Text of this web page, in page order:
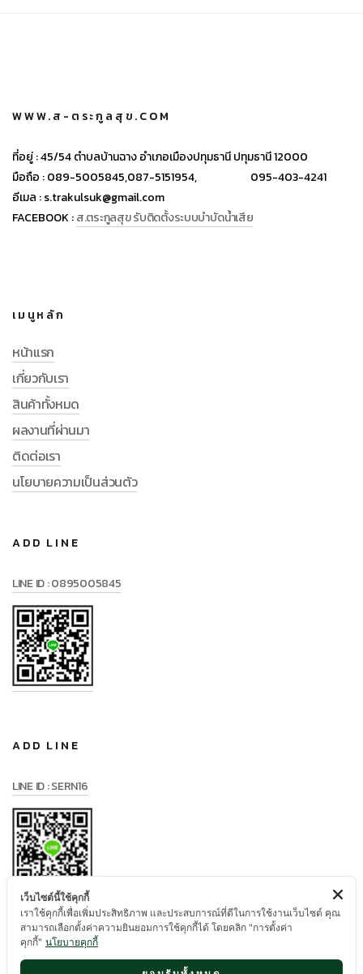
WWW.ส-ตระกูลสุข.COM
ที่อยู่ :45/54 ตำบลบ้านฉาง อำเภอเมืองปทุมธานี ปทุมธานี 12000
มือถือ :089-5005845,087-5151954, 095-403-4241
อีเมล :s.trakulsuk@gmail.com
FACEBOOK :ส.ตระกูลสุข รับติดตั้งระบบบำบัดน้ำเสีย
เมนูหลัก
หน้าแรก
เกี่ยวกับเรา
สินค้าทั้งหมด
ผลงานที่ผ่านมา
ติดต่อเรา
นโยบายความเป็นส่วนตัว
ADD LINE
LINE ID : 0895005845
ADD LINE
LINE ID : SERN16
เว็บไซต์นี้ใช้คุกกี้
เราใช้คุกกี้เพื่อเพิ่มประสิทธิภาพ และประสบการณ์ที่ดีในการใช้งานเว็บไซต์ คุณ
สามารถเลือกตั้งค่าความยินยอมการใช้คุกกี้ได้ โดยคลิก "การตั้งค่า
คุกกี้" นโยบายคุกกี้